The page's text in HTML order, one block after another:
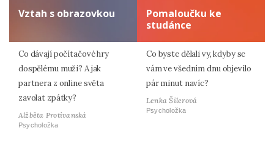
Vztah s obrazovkou
Co dávají počítačové hry
dospělému muži? A jak
partnera z online světa
zavolat zpátky?
Alžběta Protivanská
Psycholožka
Pomaloučku ke
studánce
Co byste dělali vy, kdyby se
vám ve všedním dnu objevilo
pár minut navíc?
Lenka Šilerová
Psycholožka